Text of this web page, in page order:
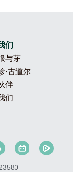
们
与芽
·古道尔
伴
们